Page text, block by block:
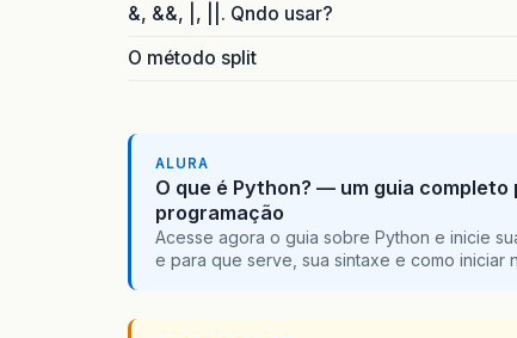
&, &&, |, ||. Qndo usar?
O método split
ALURA
O que é Python? — um guia
programação
Acesse agora o guia sobre Python e inicie
e para que serve, sua sintaxe e como iniciar